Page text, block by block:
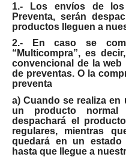
1.- Los envíos de los
Preventa, serán
productos lleguen a
2.- En caso se
“Multicompra”, es
convencional de la
de preventas. O la
preventa
a) Cuando se realiza
un producto
despachará el
regulares, mientras
quedará en un estado
hasta que llegue a